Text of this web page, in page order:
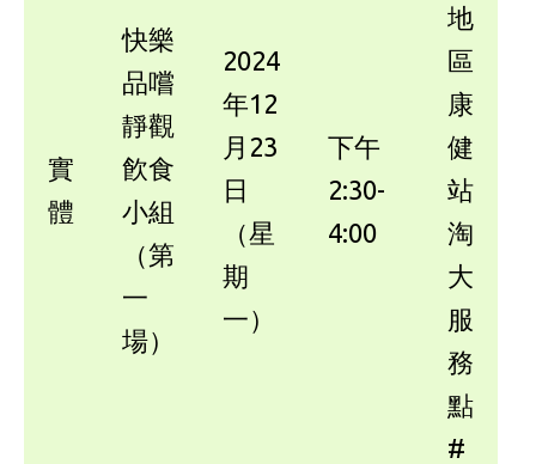
實
體
快樂
品嚐
靜觀
飮食
小組
（第
一
場）
2024
年12
月23
日
（星
期
一）
下午
2:30-
4:00
地
區
康
健
站
淘
大
服
務
點
#